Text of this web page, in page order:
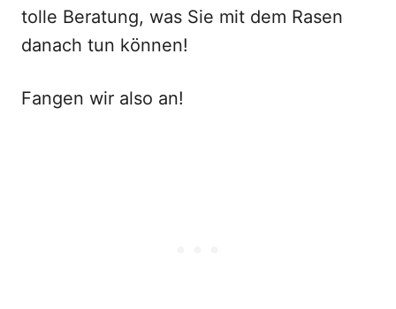
tolle Beratung, was Sie mit dem Rasen
danach tun können!
Fangen wir also an!